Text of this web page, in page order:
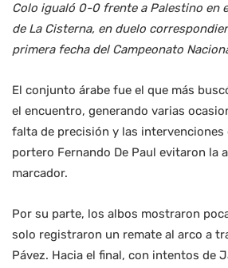
Colo igualó 0-0 frente a Palestino en
de La Cisterna, en duelo
primera fecha del Campeonato
El conjunto árabe fue el que más
el encuentro, generando varias
falta de precisión y las intervenciones
portero Fernando De Paul evitaron la
marcador.
Por su parte, los albos mostraron
solo registraron un remate al arco a
Pávez. Hacia el final, con intentos de